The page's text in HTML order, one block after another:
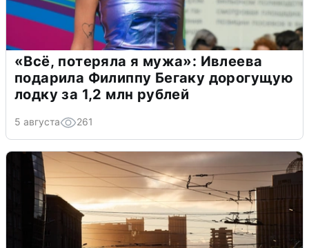
«Всё, потеряла я мужа»: Ивлеева
подарила Филиппу Бегаку дорогущую
лодку за 1,2 млн рублей
5 августа 261